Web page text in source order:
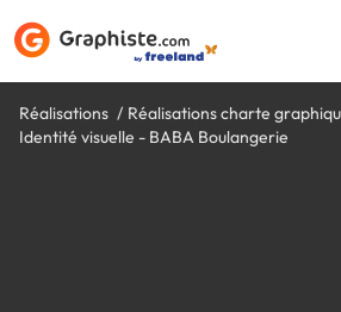
Réalisations
Réalisations charte
Identité visuelle - BABA Boulangerie